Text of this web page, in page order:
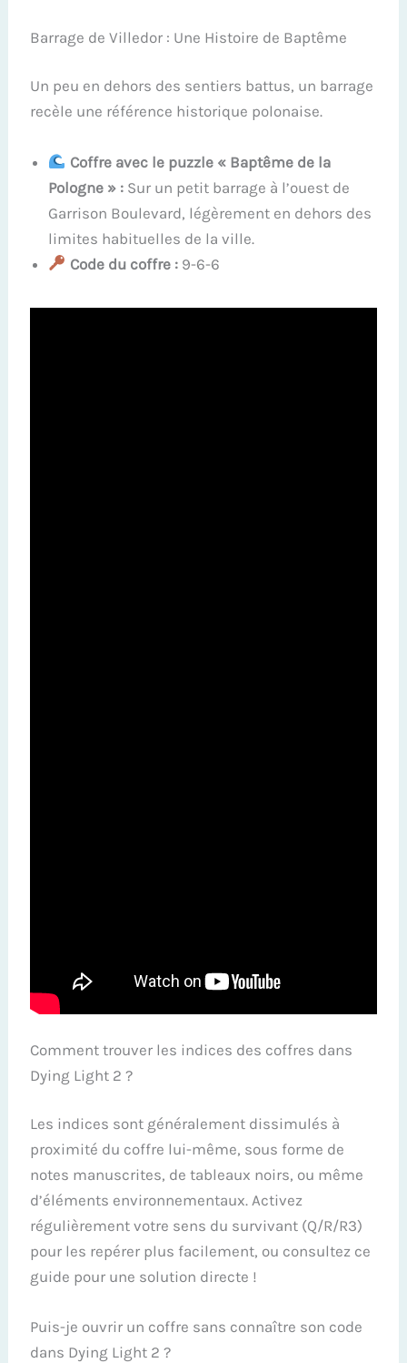
Barrage de Villedor : Une Histoire de Baptême
Un peu en dehors des sentiers battus, un barrage
recèle une référence historique polonaise.
Coffre avec le puzzle « Baptême de la
Pologne » : Sur un petit barrage à l’ouest de
Garrison Boulevard, légèrement en dehors des
limites habituelles de la ville.
Code du coffre :9-6-6
Comment trouver les indices des coffres dans
Dying Light 2 ?
Les indices sont généralement dissimulés à
proximité du coffre lui-même, sous forme de
notes manuscrites, de tableaux noirs, ou même
d’éléments environnementaux. Activez
régulièrement votre sens du survivant (Q/R/R3)
pour les repérer plus facilement, ou consultez ce
guide pour une solution directe !
Puis-je ouvrir un coffre sans connaître son code
dans Dying Light 2 ?